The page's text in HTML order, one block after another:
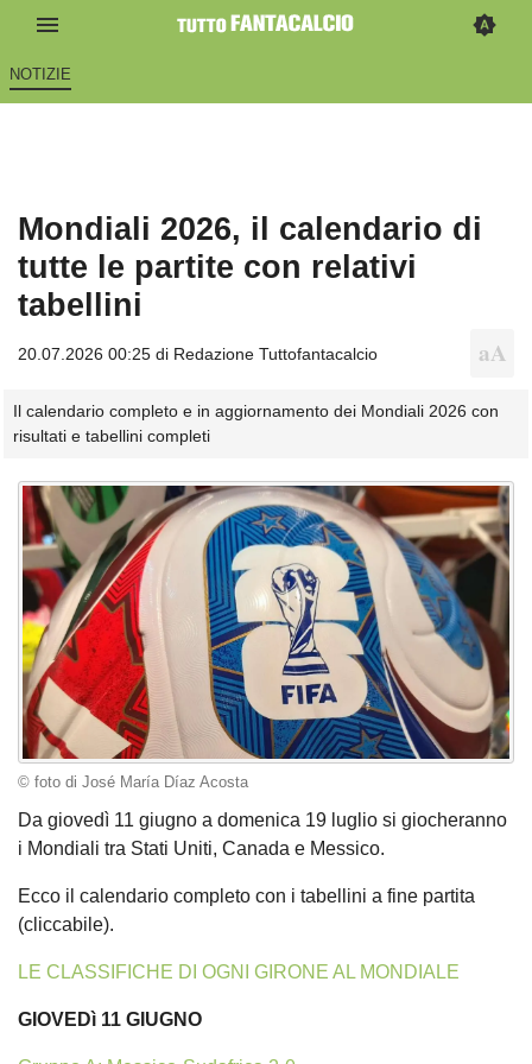
NOTIZIE
Mondiali 2026, il calendario di
tutte le partite con relativi
tabellini
20.07.2026 00:25 di Redazione Tuttofantacalcio
Il calendario completo e in aggiornamento dei Mondiali 2026 con
risultati e tabellini completi
© foto di José María Díaz Acosta
Da giovedì 11 giugno a domenica 19 luglio si giocheranno
i Mondiali tra Stati Uniti, Canada e Messico.
Ecco il calendario completo con i tabellini a fine partita
(cliccabile).
LE CLASSIFICHE DI OGNI GIRONE AL MONDIALE
GIOVEDì 11 GIUGNO